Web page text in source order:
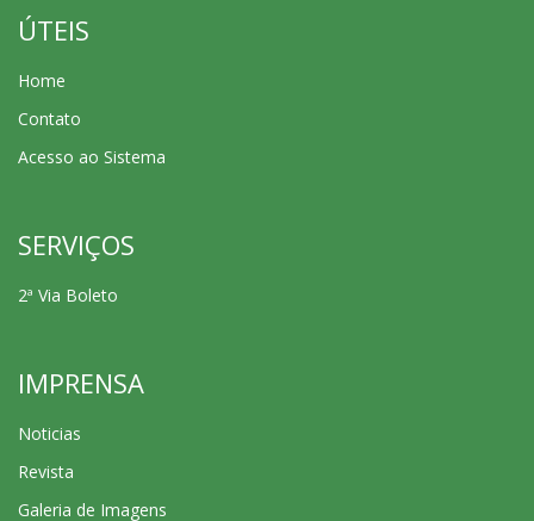
ÚTEIS
Home
Contato
Acesso ao Sistema
SERVIÇOS
2ª Via Boleto
IMPRENSA
Noticias
Revista
Galeria de Imagens